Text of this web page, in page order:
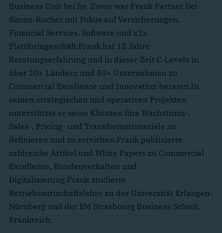
Business Unit bei hy. Zuvor war Frank Partner bei
Simon-Kucher mit Fokus auf Versicherungen,
Financial Services, Software und x2x
Plattformgeschäft.Frank hat 15 Jahre
Beratungserfahrung und in dieser Zeit C-Levels in
über 20+ Ländern und 50+ Unternehmen zu
Commercial Excellence und Innovation beraten.In
seinen strategischen und operativen Projekten
unterstützte er seine Klienten ihre Wachstums-,
Sales-, Pricing- und Transformationsziele zu
definieren und zu erreichen.Frank publizierte
zahlreiche Artikel und White Papers zu Commercial
Excellence, Kundenverhalten und
Digitalisierung.Frank studierte
Betriebswirtschaftslehre an der Universität Erlangen-
Nürnberg und der EM Strasbourg Business School,
Frankreich.